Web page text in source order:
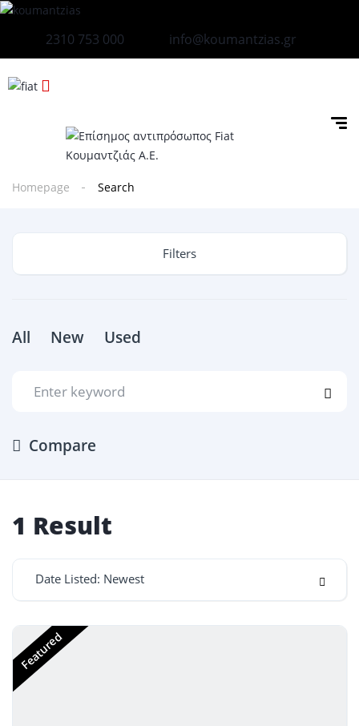
2310 753 000 info@koumantzias.gr
Homepage Search
Filters
All New Used
Compare
1 Result
Date Listed: Newest
Featured